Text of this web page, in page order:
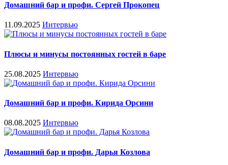
Домашний бар и профи. Сергей Прокопец
11.09.2025 Интервью
Плюсы и минусы постоянных гостей в баре
25.08.2025 Интервью
Домашний бар и профи. Кирида Орсини
08.08.2025 Интервью
Домашний бар и профи. Дарья Козлова